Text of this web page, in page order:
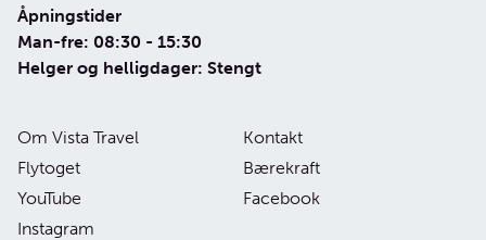
Informasjon
Min reise
Åpningstider
Man-fre: 08:30 - 15:30
Helger og helligdager: Stengt
Om Vista Travel
Kontakt
Flytoget
Bærekraft
YouTube
Facebook
Instagram